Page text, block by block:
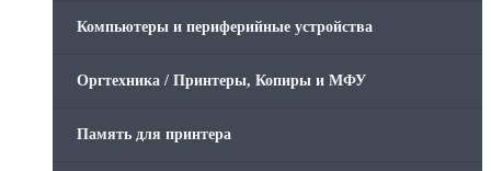
Компьютеры и периферийные устройства
Оргтехника / Принтеры, Копиры и МФУ
Память для принтера